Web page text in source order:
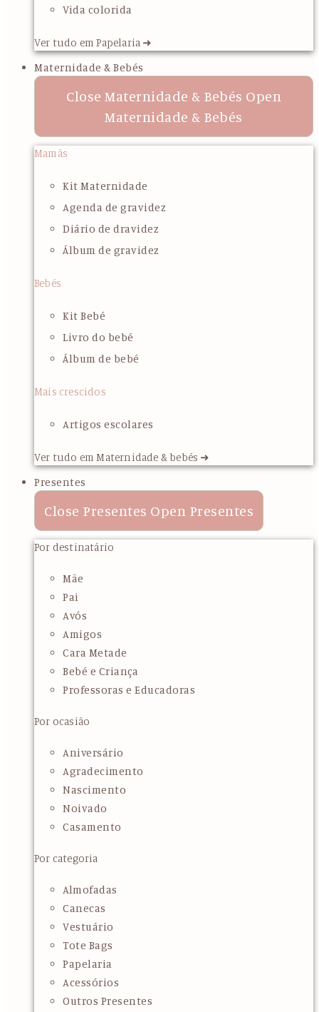
Vida colorida
Ver tudo em Papelaria ➜
Maternidade & Bebés
Close Maternidade & Bebés Open
Maternidade & Bebés
Mamãs
Kit Maternidade
Agenda de gravidez
Diário de dravidez
Álbum de gravidez
Bebés
Kit Bebé
Livro do bebé
Álbum de bebé
Mais crescidos
Artigos escolares
Ver tudo em Maternidade & bebés ➜
Presentes
Close Presentes Open Presentes
Por destinatário
Mãe
Pai
Avós
Amigos
Cara Metade
Bebé e Criança
Professoras e Educadoras
Por ocasião
Aniversário
Agradecimento
Nascimento
Noivado
Casamento
Por categoria
Almofadas
Canecas
Vestuário
Tote Bags
Papelaria
Acessórios
Outros Presentes